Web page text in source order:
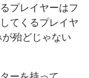
プレイヤーはフ
てくるプレイヤ
殆どじゃない